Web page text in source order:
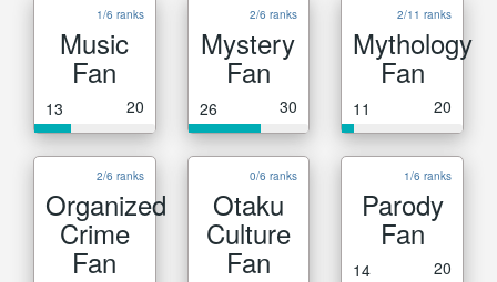
1/6 ranks
Music
Fan
13 20
2/6 ranks
Mystery
Fan
26 30
2/11 ranks
Mythology
Fan
11 20
2/6 ranks
Organized
Crime
Fan
0/6 ranks
Otaku
Culture
Fan
1/6 ranks
Parody
Fan
14 20